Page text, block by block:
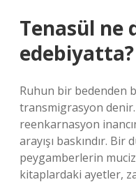
Tenasül ne
edebiyatta?
Ruhun bir bedenden
transmigrasyon denir.
reenkarnasyon
arayışı baskındır.
peygamberlerin
kitaplardaki ayetler,